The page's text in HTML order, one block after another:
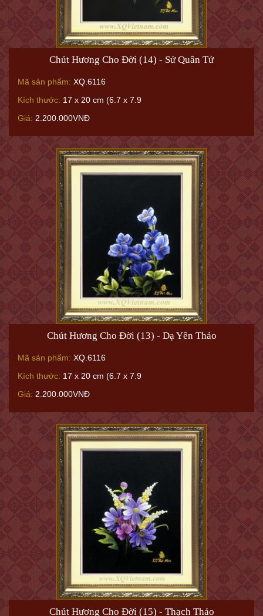
Chút Hương Cho Đời (14) - Sử Quân Tử
Mã sản phẩm: XQ.6116
Kích thước: 17 x 20 cm (6.7 x 7.9
Giá: 2.200.000VNĐ
Chút Hương Cho Đời (13) - Dạ Yên Thảo
Mã sản phẩm: XQ.6116
Kích thước: 17 x 20 cm (6.7 x 7.9
Giá: 2.200.000VNĐ
Chút Hương Cho Đời (15) - Thạch Thảo